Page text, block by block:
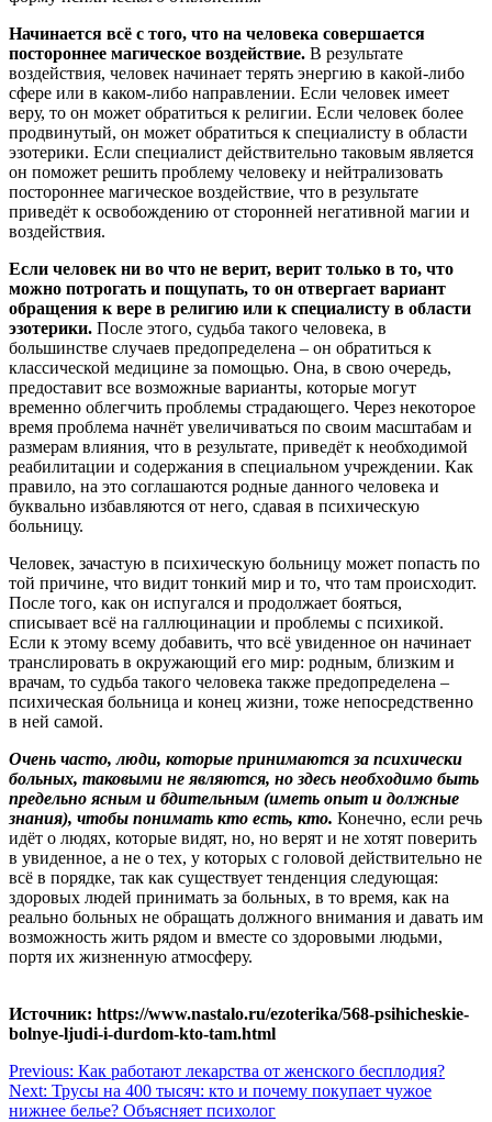
Начинается всё с того, что на человека совершается
постороннее магическое воздействие. В результате
воздействия, человек начинает терять энергию в какой-либо
сфере или в каком-либо направлении. Если человек имеет
веру, то он может обратиться к религии. Если человек более
продвинутый, он может обратиться к специалисту в области
эзотерики. Если специалист действительно таковым является
он поможет решить проблему человеку и нейтрализовать
постороннее магическое воздействие, что в результате
приведёт к освобождению от сторонней негативной магии и
воздействия.
Если человек ни во что не верит, верит только в то, что
можно потрогать и пощупать, то он отвергает вариант
обращения к вере в религию или к специалисту в области
эзотерики. После этого, судьба такого человека, в
большинстве случаев предопределена – он обратиться к
классической медицине за помощью. Она, в свою очередь,
предоставит все возможные варианты, которые могут
временно облегчить проблемы страдающего. Через некоторое
время проблема начнёт увеличиваться по своим масштабам и
размерам влияния, что в результате, приведёт к необходимой
реабилитации и содержания в специальном учреждении. Как
правило, на это соглашаются родные данного человека и
буквально избавляются от него, сдавая в психическую
больницу.
Человек, зачастую в психическую больницу может попасть по
той причине, что видит тонкий мир и то, что там происходит.
После того, как он испугался и продолжает бояться,
списывает всё на галлюцинации и проблемы с психикой.
Если к этому всему добавить, что всё увиденное он начинает
транслировать в окружающий его мир: родным, близким и
врачам, то судьба такого человека также предопределена –
психическая больница и конец жизни, тоже непосредственно
в ней самой.
Очень часто, люди, которые принимаются за психически
больных, таковыми не являются, но здесь необходимо быть
предельно ясным и бдительным (иметь опыт и должные
знания), чтобы понимать кто есть, кто. Конечно, если речь
идёт о людях, которые видят, но, но верят и не хотят поверить
в увиденное, а не о тех, у которых с головой действительно не
всё в порядке, так как существует тенденция следующая:
здоровых людей принимать за больных, в то время, как на
реально больных не обращать должного внимания и давать им
возможность жить рядом и вместе со здоровыми людьми,
портя их жизненную атмосферу.
Источник: https://www.nastalo.ru/ezoterika/568-psihicheskie-
bolnye-ljudi-i-durdom-kto-tam.html
Навигация
по
Previous: Как работают лекарства от женского бесплодия?
Next: Трусы на 400 тысяч: кто и почему покупает чужое
нижнее белье? Объясняет психолог